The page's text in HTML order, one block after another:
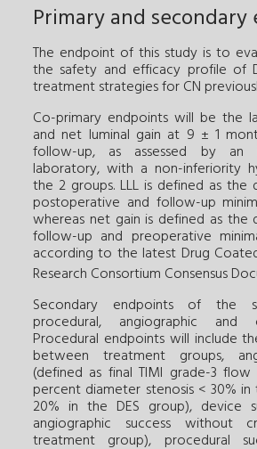
Primary and
The endpoint of this study is to
the safety and efficacy profile of
treatment strategies for CN
Co-primary endpoints will be the
and net luminal gain at 9 ± 1
follow-up, as assessed by an
laboratory, with a non-inferiority
the 2 groups. LLL is defined as
postoperative and follow-up
whereas net gain is defined as
follow-up and preoperative
according to the latest Drug
Research Consortium Consensus
Secondary endpoints of the
procedural, angiographic and
Procedural endpoints will include
between treatment groups,
(defined as final TIMI grade-3
percent diameter stenosis < 30%
20% in the DES group), device
angiographic success without
treatment group), procedural